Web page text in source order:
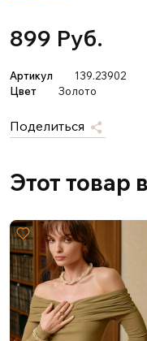
899 Руб.
Артикул
139.23902
Цвет
Золото
Поделиться
Этот товар